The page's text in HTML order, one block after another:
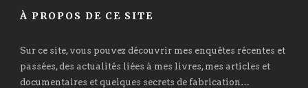
À PROPOS DE CE SITE
Sur ce site, vous pouvez découvrir mes enquêtes récentes et
passées, des actualités liées à mes livres, mes articles et
documentaires et quelques secrets de fabrication…